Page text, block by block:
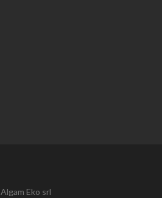
Algam Eko srl